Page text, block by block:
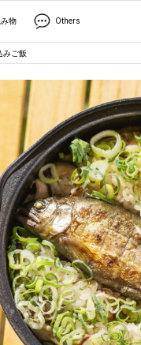
物 Others
みご飯